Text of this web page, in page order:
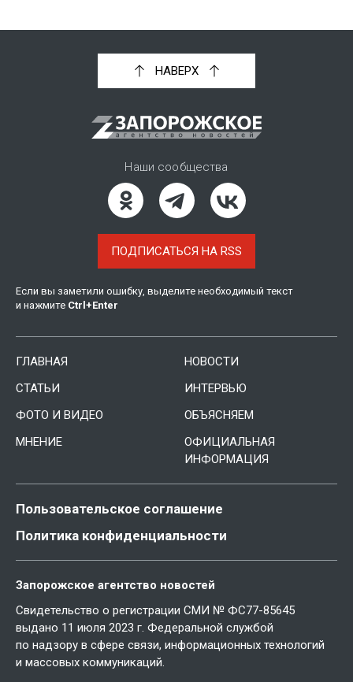
НАВЕРХ
Наши сообщества
ПОДПИСАТЬСЯ НА RSS
Если вы заметили ошибку, выделите необходимый текст
и нажмите Ctrl +Enter
ГЛАВНАЯ
НОВОСТИ
СТАТЬИ
ИНТЕРВЬЮ
ФОТО И ВИДЕО
ОБЪЯСНЯЕМ
МНЕНИЕ
ОФИЦИАЛЬНАЯ
ИНФОРМАЦИЯ
Пользовательское соглашение
Политика конфиденциальности
Запорожское агентство новостей
Свидетельство о регистрации СМИ № ФС77-85645
выдано 11 июля 2023 г. Федеральной службой
по надзору в сфере связи, информационных технологий
и массовых коммуникаций.